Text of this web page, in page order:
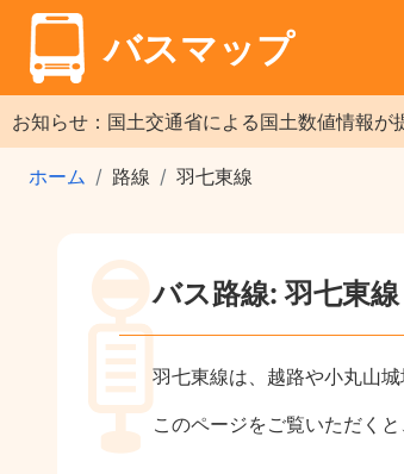
バスマップ
お知らせ：国土交通省による国土数値情報が
ホーム 路線 羽七東線
バス路線: 羽七東線
羽七東線は、越路や小丸山
このページをご覧いただく